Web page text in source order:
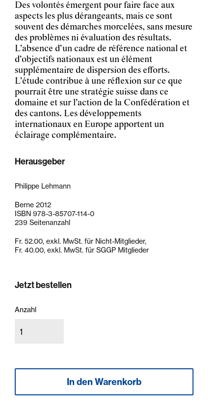
Des volontés émergent pour faire face aux
aspects les plus dérangeants, mais ce sont
souvent des démarches morcelées, sans mesure
des problèmes ni évaluation des résultats.
L’absence d’un cadre de référence national et
d’objectifs nationaux est un élément
supplémentaire de dispersion des efforts.
L’étude contribue à une réflexion sur ce que
pourrait être une stratégie suisse dans ce
domaine et sur l’action de la Confédération et
des cantons. Les développements
internationaux en Europe apportent un
éclairage complémentaire.
Herausgeber
Philippe Lehmann
Berne 2012
ISBN 978-3-85707-114-0
239 Seitenanzahl
Fr. 52.00, exkl. MwSt. für Nicht-Mitglieder,
Fr. 40.00, exkl. MwSt. für SGGP Mitglieder
Jetzt bestellen
Anzahl